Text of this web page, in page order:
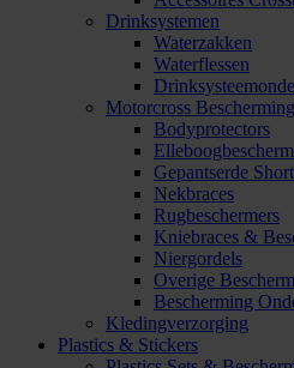
Drinksystemen
Waterzakken
Waterflessen
Motorcross Bescherming
Bodyprotectors
Gepantserde
Nekbraces
Rugbeschermers
Kniebraces &
Niergordels
Overige
Bescherming
Kledingverzorging
Plastics & Stickers